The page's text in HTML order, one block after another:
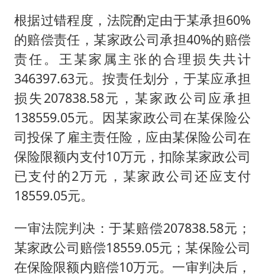
根据过错程度，法院酌定由于某承担60%
的赔偿责任，某家政公司承担40%的赔偿
责任。王某家属主张的合理损失共计
346397.63元。按责任划分，于某应承担
损失207838.58元，某家政公司应承担
138559.05元。因某家政公司在某保险公
司投保了雇主责任险，应由某保险公司在
保险限额内支付10万元，扣除某家政公司
已支付的2万元，某家政公司还应支付
18559.05元。
一审法院判决：于某赔偿207838.58元；
某家政公司赔偿18559.05元；某保险公司
在保险限额内赔偿10万元。一审判决后，